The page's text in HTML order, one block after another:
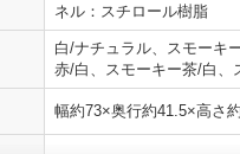
ネル：スチロール樹脂
白/ナチュラル、スモーキ
赤/白、スモーキー茶/白、
幅約73×奥行約41.5×高さ